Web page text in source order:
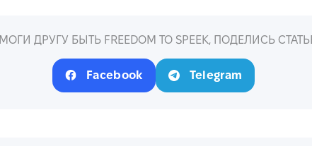
ДРУГУ БЫТЬ FREEDOM TO SPEEK, ПОДЕЛИСЬ
Facebook Telegram